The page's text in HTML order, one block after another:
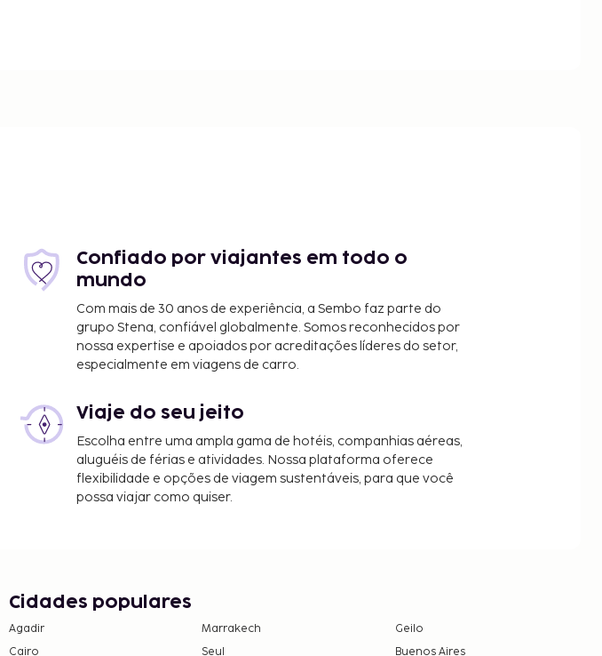
Confiado por viajantes em todo o
mundo
Com mais de 30 anos de experiência, a Sembo faz parte do
grupo Stena, confiável globalmente. Somos reconhecidos por
nossa expertise e apoiados por acreditações líderes do setor,
especialmente em viagens de carro.
Viaje do seu jeito
Escolha entre uma ampla gama de hotéis, companhias aéreas,
aluguéis de férias e atividades. Nossa plataforma oferece
flexibilidade e opções de viagem sustentáveis, para que você
possa viajar como quiser.
Cidades populares
Agadir Marrakech
Geilo
Cairo
Seul
Buenos Aires